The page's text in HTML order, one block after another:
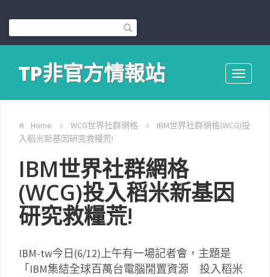
Toggle
TP非官方情報站
Home WCG世界社群網格
IBM世界社群網格(WCG)投
入稻米新基因研究救糧荒!
IBM世界社群網格
(WCG)投入稻米新基因
研究救糧荒!
IBM-tw今日(6/12)上午有一場記者會，主題是
「IBM集結全球百萬台電腦閒置資源 投入稻米